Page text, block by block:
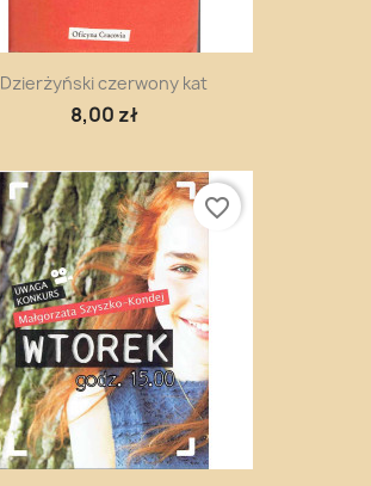
Dzierżyński czerwony kat
8,00 zł
favorite_border